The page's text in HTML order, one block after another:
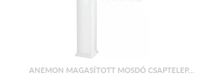
ANEMON MAGASÍTOTT MOSDÓ CSAPTELEP...